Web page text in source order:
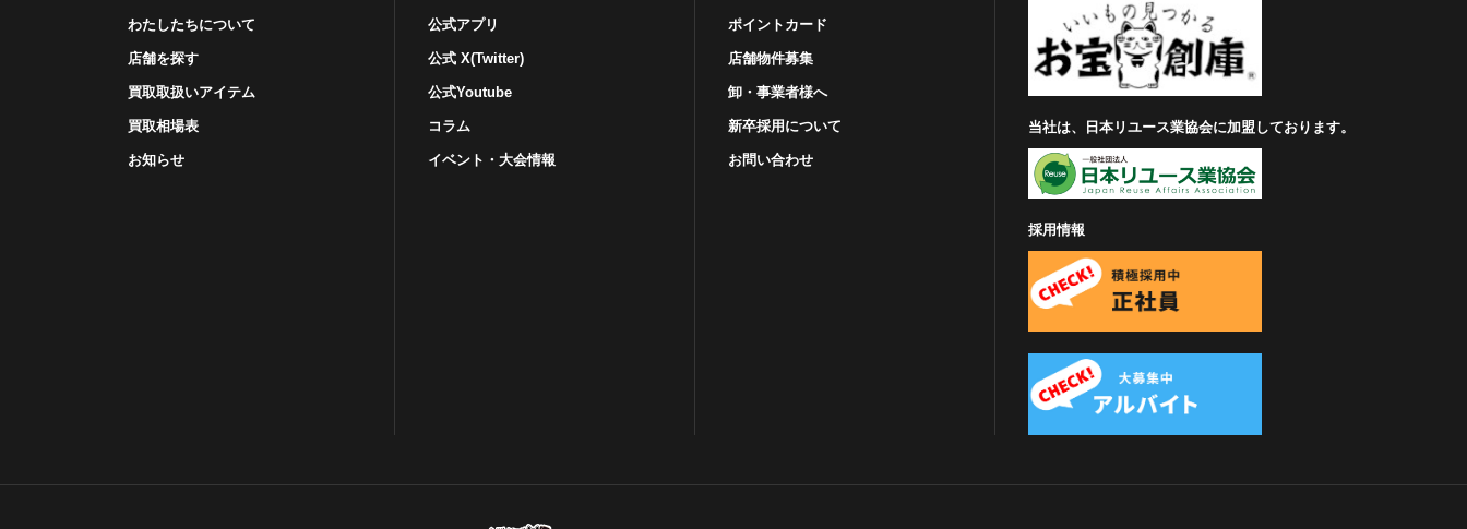
わたしたちについて
店舗を探す
買取取扱いアイテム
買取相場表
お知らせ
公式アプリ
公式 X(Twitter)
公式Youtube
コラム
イベント・⼤会情報
ポイントカード
店舗物件募集
卸・事業者様へ
新卒採用について
お問い合わせ
当社は、日本リユース業協会に加盟しております。
採用情報